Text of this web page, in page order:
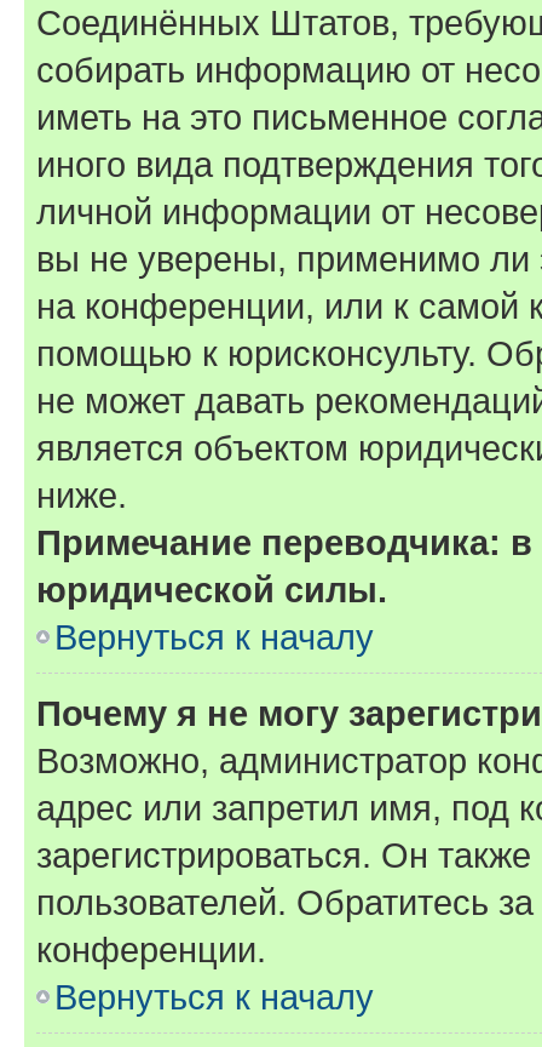
Соединённых Штатов,
собирать информацию от
иметь на это письменное
иного вида подтверждения
личной информации от
вы не уверены, применимо ли
на конференции, или к самой
помощью к юрисконсульту.
не может давать
является объектом
ниже.
Примечание переводчика:
юридической силы.
Вернуться к началу
Почему я не могу
Возможно, администратор
адрес или запретил имя, под
зарегистрироваться. Он
пользователей. Обратитесь
конференции.
Вернуться к началу